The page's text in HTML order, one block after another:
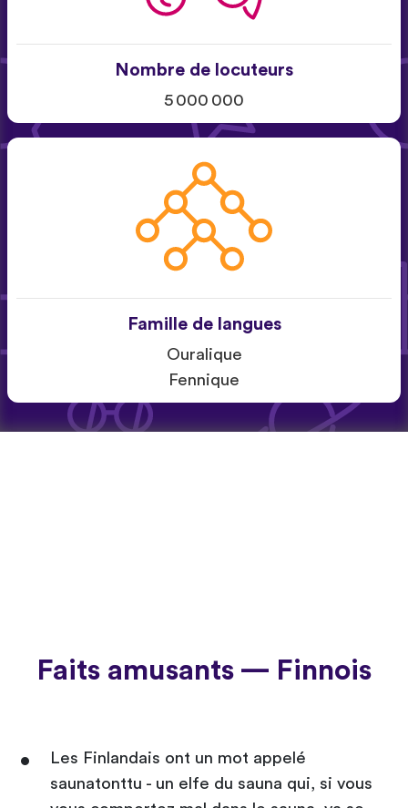
Nombre de locuteurs
5 000 000
Famille de langues
Ouralique
Fennique
Faits amusants — Finnois
Les Finlandais ont un mot appelé
saunatonttu - un elfe du sauna qui, si vous